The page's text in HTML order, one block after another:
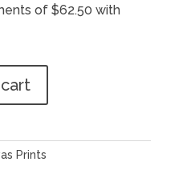
Prints